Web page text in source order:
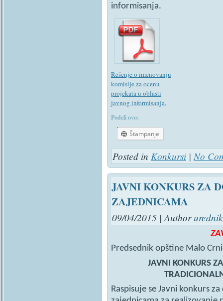
informisanja.
Rešenje o imenovanju
komisije za ocenu
projekata u oblasti
javnog informisanja.
Podeli ovo:
Štampanje
Posted in Konkursi |No
JAVNI KONKURS ZA
ZAJEDNICAMA
09/04/2015 | Authorurednik
Predsednik opštine Malo
JAVNI KONKURS
Raspisuje se Javni konkurs